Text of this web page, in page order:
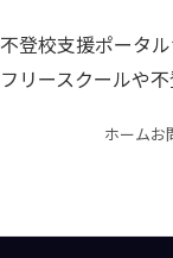
不登校支援ポータ
フリースクールや
ホームお